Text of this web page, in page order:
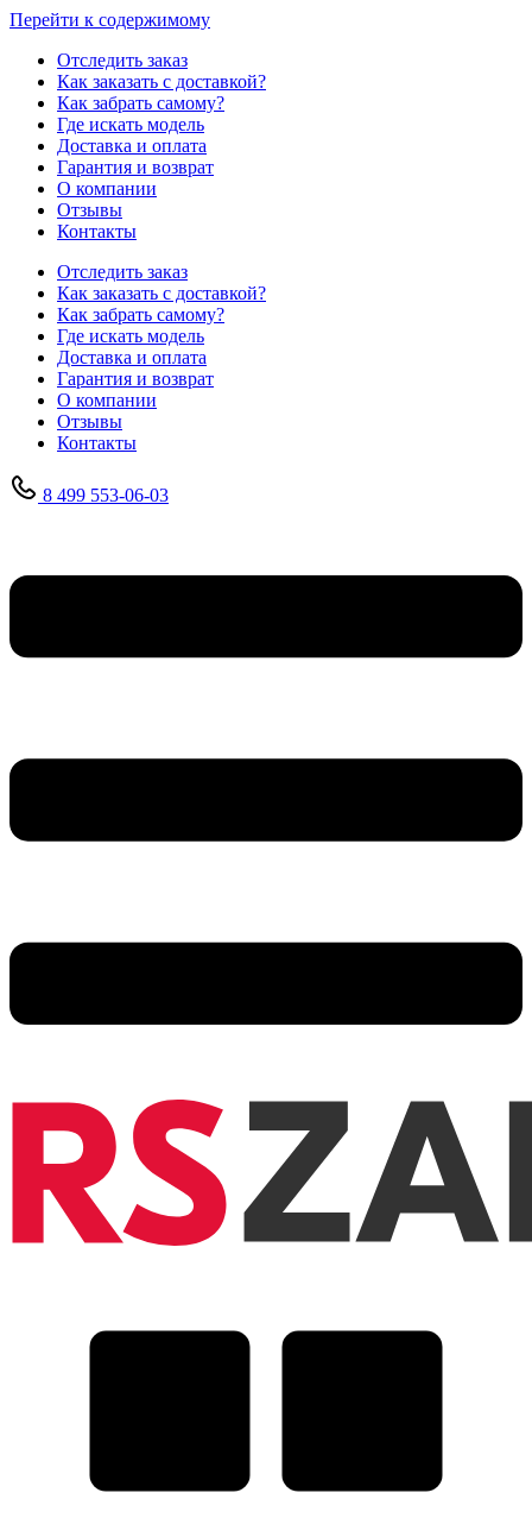
Перейти к содержимому
Отследить заказ
Как заказать с доставкой?
Как забрать самому?
Где искать модель
Доставка и оплата
Гарантия и возврат
О компании
Отзывы
Контакты
Отследить заказ
Как заказать с доставкой?
Как забрать самому?
Где искать модель
Доставка и оплата
Гарантия и возврат
О компании
Отзывы
Контакты
8 499 553-06-03